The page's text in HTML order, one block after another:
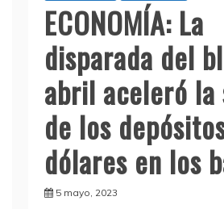
ECONOMÍA: La
disparada del
abril aceleró la
de los
dólares en los
5 mayo, 2023